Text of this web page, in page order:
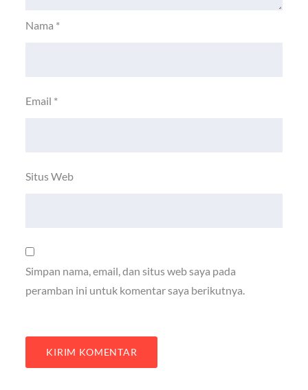
Nama *
Email *
Situs Web
Simpan nama, email, dan situs web saya pada
peramban ini untuk komentar saya berikutnya.